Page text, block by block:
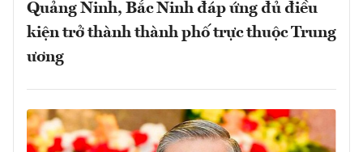
Quảng Ninh, Bắc Ninh đáp ứng đủ điều
kiện trở thành thành phố trực thuộc Trung
ương